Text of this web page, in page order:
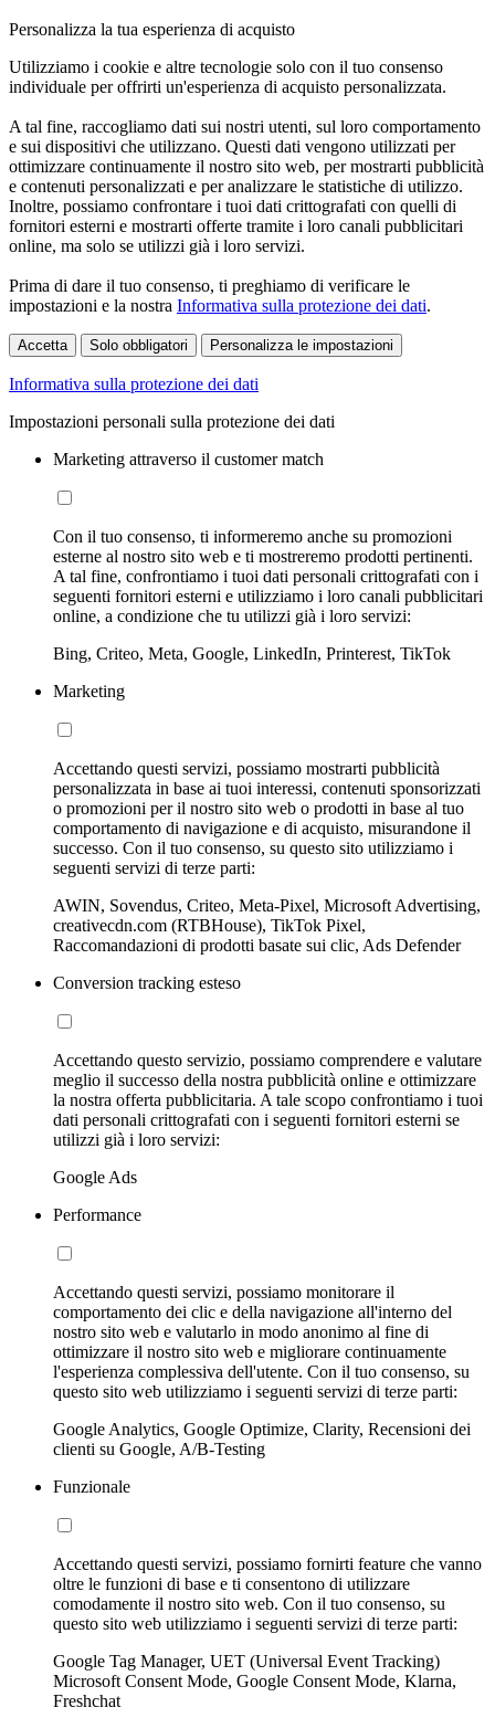
Personalizza la tua esperienza di acquisto
Utilizziamo i cookie e altre tecnologie solo con il tuo consenso
individuale per offrirti un'esperienza di acquisto personalizzata.
A tal fine, raccogliamo dati sui nostri utenti, sul loro comportamento
e sui dispositivi che utilizzano. Questi dati vengono utilizzati per
ottimizzare continuamente il nostro sito web, per mostrarti pubblicità
e contenuti personalizzati e per analizzare le statistiche di utilizzo.
Inoltre, possiamo confrontare i tuoi dati crittografati con quelli di
fornitori esterni e mostrarti offerte tramite i loro canali pubblicitari
online, ma solo se utilizzi già i loro servizi.
Prima di dare il tuo consenso, ti preghiamo di verificare le
impostazioni e la nostra Informativa sulla protezione dei dati.
Accetta Solo obbligatori Personalizza le impostazioni
Informativa sulla protezione dei dati
Impostazioni personali sulla protezione dei dati
Marketing attraverso il customer match
Con il tuo consenso, ti informeremo anche su promozioni
esterne al nostro sito web e ti mostreremo prodotti pertinenti.
A tal fine, confrontiamo i tuoi dati personali crittografati con i
seguenti fornitori esterni e utilizziamo i loro canali pubblicitari
online, a condizione che tu utilizzi già i loro servizi:
Bing, Criteo, Meta, Google, LinkedIn, Printerest, TikTok
Marketing
Accettando questi servizi, possiamo mostrarti pubblicità
personalizzata in base ai tuoi interessi, contenuti sponsorizzati
o promozioni per il nostro sito web o prodotti in base al tuo
comportamento di navigazione e di acquisto, misurandone il
successo. Con il tuo consenso, su questo sito utilizziamo i
seguenti servizi di terze parti:
AWIN, Sovendus, Criteo, Meta-Pixel, Microsoft Advertising,
creativecdn.com (RTBHouse), TikTok Pixel,
Raccomandazioni di prodotti basate sui clic, Ads Defender
Conversion tracking esteso
Accettando questo servizio, possiamo comprendere e valutare
meglio il successo della nostra pubblicità online e ottimizzare
la nostra offerta pubblicitaria. A tale scopo confrontiamo i tuoi
dati personali crittografati con i seguenti fornitori esterni se
utilizzi già i loro servizi:
Google Ads
Performance
Accettando questi servizi, possiamo monitorare il
comportamento dei clic e della navigazione all'interno del
nostro sito web e valutarlo in modo anonimo al fine di
ottimizzare il nostro sito web e migliorare continuamente
l'esperienza complessiva dell'utente. Con il tuo consenso, su
questo sito web utilizziamo i seguenti servizi di terze parti:
Google Analytics, Google Optimize, Clarity, Recensioni dei
clienti su Google, A/B-Testing
Funzionale
Accettando questi servizi, possiamo fornirti feature che vanno
oltre le funzioni di base e ti consentono di utilizzare
comodamente il nostro sito web. Con il tuo consenso, su
questo sito web utilizziamo i seguenti servizi di terze parti:
Google Tag Manager, UET (Universal Event Tracking)
Microsoft Consent Mode, Google Consent Mode, Klarna,
Freshchat